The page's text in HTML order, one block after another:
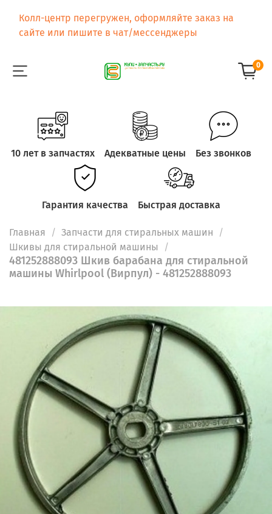
Колл-центр перегружен, оформляйте заказ на
сайте или пишите в чат/мессенджеры
0
10 лет в запчастях Адекватные цены Без звонков
Гарантия качества Быстрая доставка
Главная
Запчасти для стиральных машин
Шкивы для стиральной машины
481252888093 Шкив барабана для стиральной
машины Whirlpool (Вирпул) - 481252888093